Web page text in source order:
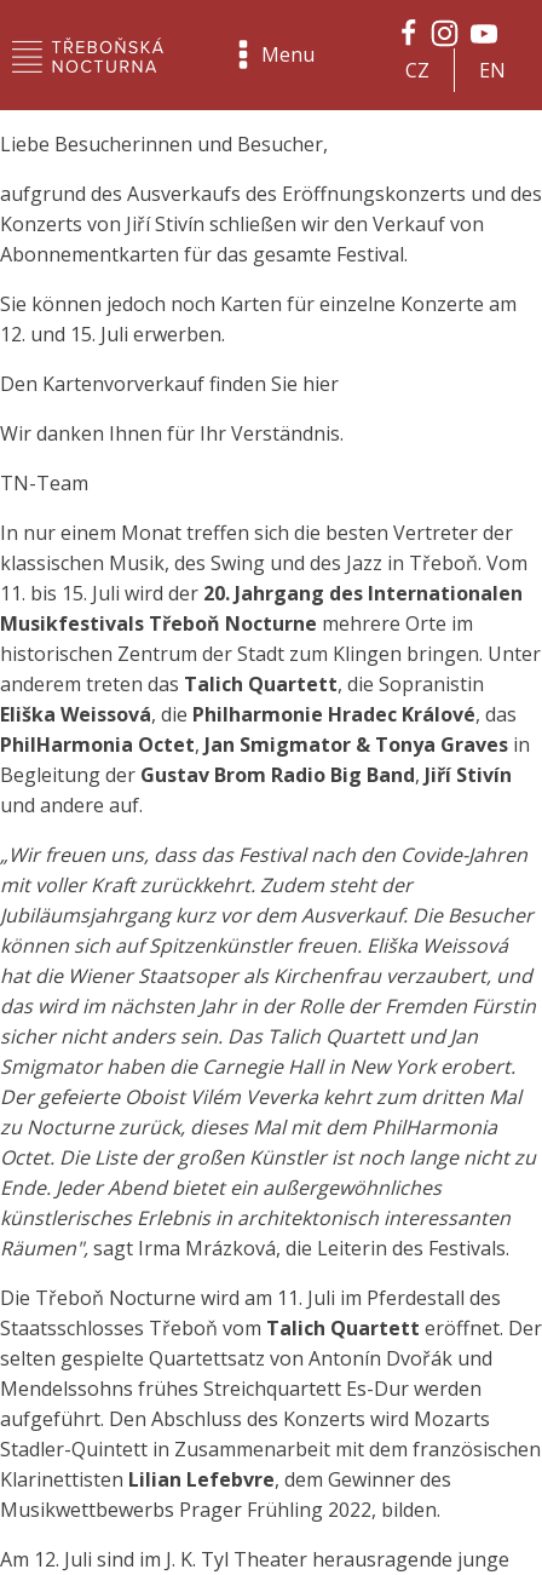
Menu
CZ EN
Liebe Besucherinnen und Besucher,
aufgrund des Ausverkaufs des Eröffnungskonzerts und des
Konzerts von Jiří Stivín schließen wir den Verkauf von
Abonnementkarten für das gesamte Festival.
Sie können jedoch noch Karten für einzelne Konzerte am
12. und 15. Juli erwerben.
Den Kartenvorverkauf finden Sie hier
Wir danken Ihnen für Ihr Verständnis.
TN-Team
In nur einem Monat treffen sich die besten Vertreter der
klassischen Musik, des Swing und des Jazz in Třeboň. Vom
11. bis 15. Juli wird der 20. Jahrgang des Internationalen
Musikfestivals Třeboň Nocturne mehrere Orte im
historischen Zentrum der Stadt zum Klingen bringen. Unter
anderem treten das Talich Quartett, die Sopranistin
Eliška Weissová, die Philharmonie Hradec Králové, das
PhilHarmonia Octet, Jan Smigmator & Tonya Graves in
Begleitung der Gustav Brom Radio Big Band, Jiří Stivín
und andere auf.
„Wir freuen uns, dass das Festival nach den Covide-Jahren
mit voller Kraft zurückkehrt. Zudem steht der
Jubiläumsjahrgang kurz vor dem Ausverkauf. Die Besucher
können sich auf Spitzenkünstler freuen. Eliška Weissová
hat die Wiener Staatsoper als Kirchenfrau verzaubert, und
das wird im nächsten Jahr in der Rolle der Fremden Fürstin
sicher nicht anders sein. Das Talich Quartett und Jan
Smigmator haben die Carnegie Hall in New York erobert.
Der gefeierte Oboist Vilém Veverka kehrt zum dritten Mal
zu Nocturne zurück, dieses Mal mit dem PhilHarmonia
Octet. Die Liste der großen Künstler ist noch lange nicht zu
Ende. Jeder Abend bietet ein außergewöhnliches
künstlerisches Erlebnis in architektonisch interessanten
Räumen",sagt Irma Mrázková, die Leiterin des Festivals.
Die Třeboň Nocturne wird am 11. Juli im Pferdestall des
Staatsschlosses Třeboň vom Talich Quartett eröffnet. Der
selten gespielte Quartettsatz von Antonín Dvořák und
Mendelssohns frühes Streichquartett Es-Dur werden
aufgeführt. Den Abschluss des Konzerts wird Mozarts
Stadler-Quintett in Zusammenarbeit mit dem französischen
Klarinettisten Lilian Lefebvre, dem Gewinner des
Musikwettbewerbs Prager Frühling 2022, bilden.
Am 12. Juli sind im J. K. Tyl Theater herausragende junge